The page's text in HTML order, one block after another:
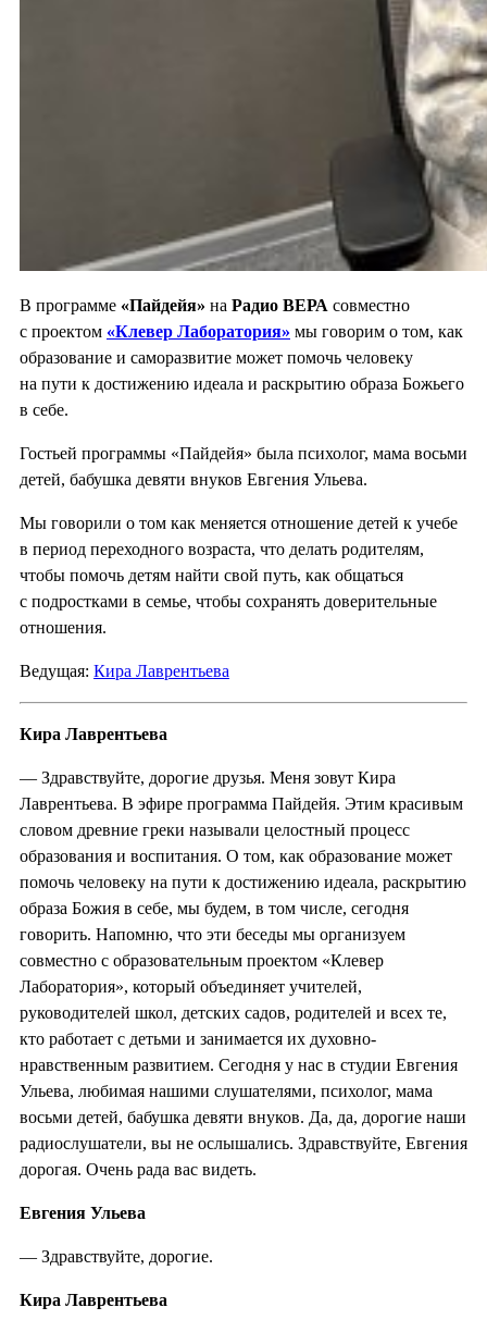
В программе «Пайдейя» на Радио ВЕРА совместно
с проектом «Клевер Лаборатория» мы говорим о том, как
образование и саморазвитие может помочь человеку
на пути к достижению идеала и раскрытию образа Божьего
в себе.
Гостьей программы «Пайдейя» была психолог, мама восьми
детей, бабушка девяти внуков Евгения Ульева.
Мы говорили о том как меняется отношение детей к учебе
в период переходного возраста, что делать родителям,
чтобы помочь детям найти свой путь, как общаться
с подростками в семье, чтобы сохранять доверительные
отношения.
Ведущая: Кира Лаврентьева
Кира Лаврентьева
— Здравствуйте, дорогие друзья. Меня зовут Кира
Лаврентьева. В эфире программа Пайдейя. Этим красивым
словом древние греки называли целостный процесс
образования и воспитания. О том, как образование может
помочь человеку на пути к достижению идеала, раскрытию
образа Божия в себе, мы будем, в том числе, сегодня
говорить. Напомню, что эти беседы мы организуем
совместно с образовательным проектом «Клевер
Лаборатория», который объединяет учителей,
руководителей школ, детских садов, родителей и всех те,
кто работает с детьми и занимается их духовно-
нравственным развитием. Сегодня у нас в студии Евгения
Ульева, любимая нашими слушателями, психолог, мама
восьми детей, бабушка девяти внуков. Да, да, дорогие наши
радиослушатели, вы не ослышались. Здравствуйте, Евгения
дорогая. Очень рада вас видеть.
Евгения Ульева
— Здравствуйте, дорогие.
Кира Лаврентьева